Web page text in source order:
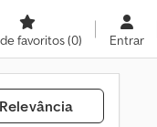
favoritos(0) Entrar